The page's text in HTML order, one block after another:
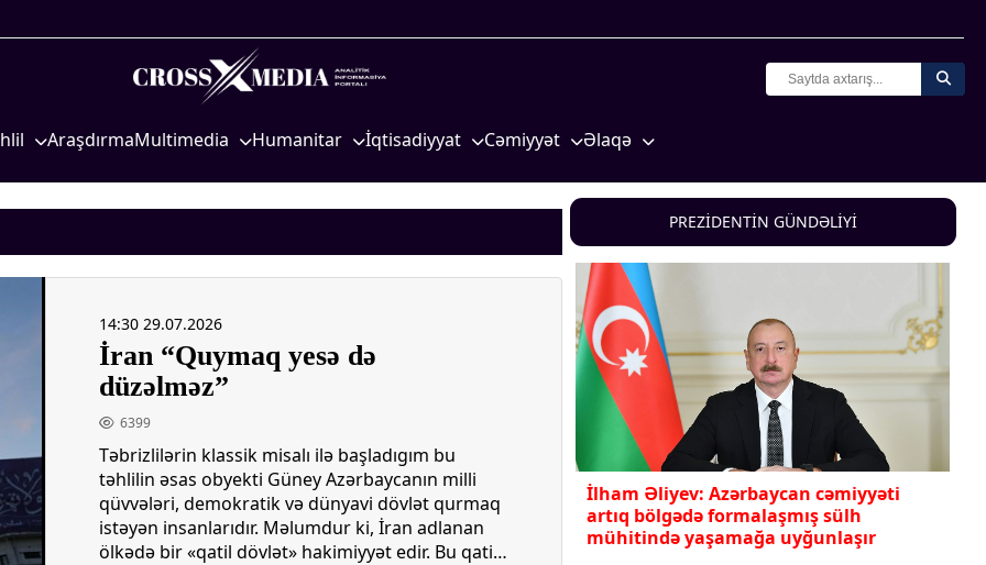
AraşdırmaMultimedia
Video
Humanitar
Mədəniyyət
Zəfər Diasporu
Turizm
İqtisadiyyat
Energetika
Hərbi sənaye
COP29
Cəmiyyət
Siyasət
Məhkəmə və hüquq
Gənclər və İdman
Media və QHT
Sosium
Mənəvi dəyərlər
Əlaqə
14:30 29.07.2026
İran “Quymaq yesə də
düzəlməz”
6399
Təbrizlilərin klassik misalı ilə başladıgım bu
təhlilin əsas obyekti Güney Azərbaycanın milli
qüvvələri, demokratik və dünyavi dövlət qurmaq
istəyən insanlarıdır. Məlumdur ki, İran adlanan
ölkədə bir «qatil dövlət» hakimiyyət edir. Bu qatil
PREZİDENTİN GÜNDƏLİYİ
sinqapurlu
Prezident: Azərbaycan-ABŞ əlaqələri 34
illik diplomatik münasibətlər tarixində
ən yüksək zirvədə qərarlaşıb
İlham Əliyev: Azərbaycan cəmiyyəti
artıq bölgədə formalaşmış sülh
mühitində yaşamağa uyğunlaşır